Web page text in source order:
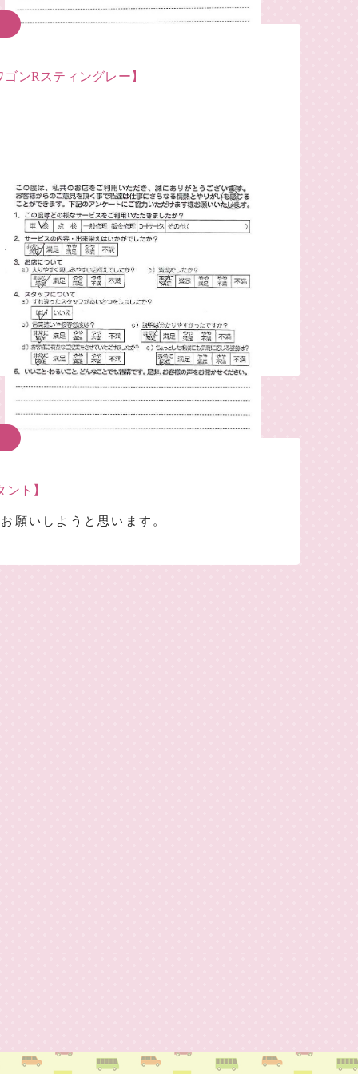
Rスティングレー】
ト】
願いしようと思います。